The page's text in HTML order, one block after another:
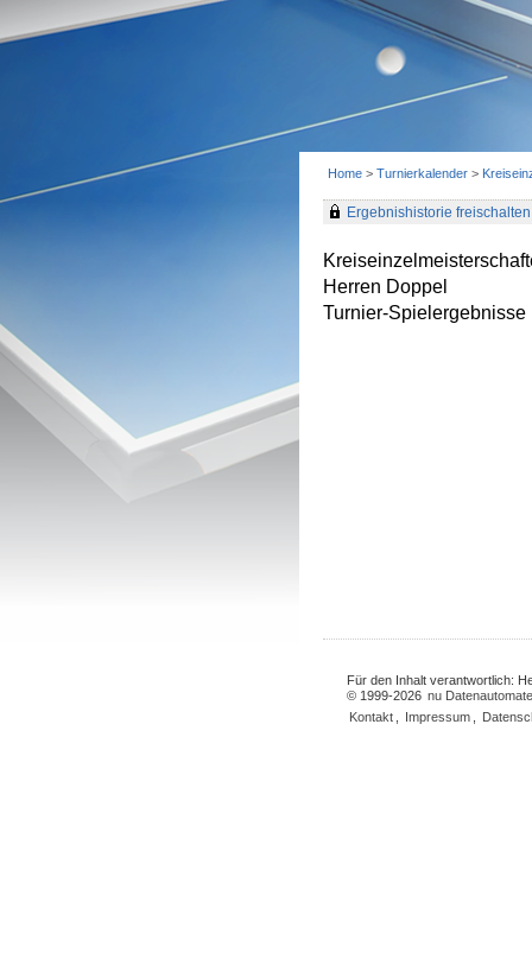
Home > Turnierkalender >
Ergebnishistorie freischalten
Herren Doppel
Turnier-Spielergebnisse
Für den Inhalt verantwortlich:
© 1999-2026 nu
Kontakt
Impressum